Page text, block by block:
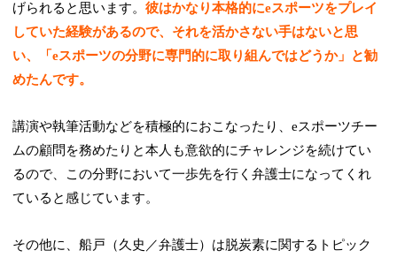
げられると思います。彼はかなり本格的にeスポーツをプレイ
していた経験があるので、それを活かさない手はないと思
い、「eスポーツの分野に専門的に取り組んではどうか」と勧
めたんです。
講演や執筆活動などを積極的におこなったり、eスポーツチー
ムの顧問を務めたりと本人も意欲的にチャレンジを続けてい
るので、この分野において一歩先を行く弁護士になってくれ
ていると感じています。
その他に、船戸（久史／弁護士）は脱炭素に関するトピック